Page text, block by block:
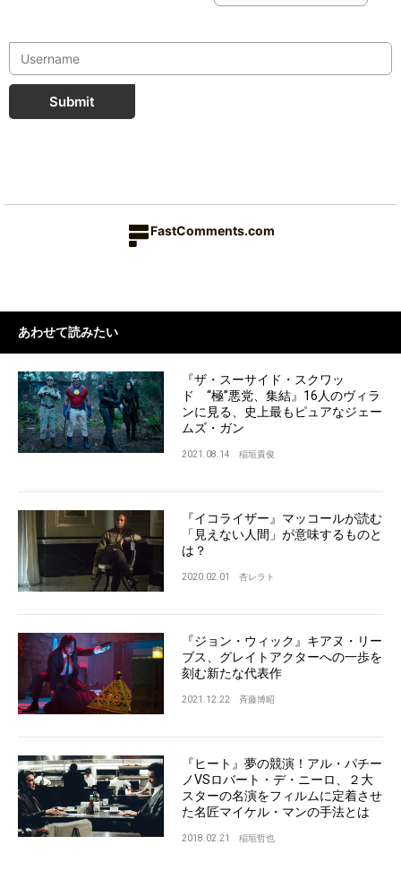
Submit
FastComments.com
あわせて読みたい
『ザ・スーサイド・スクワッ
ド “極”悪党、集結』16人のヴィラ
ンに見る、史上最もピュアなジェー
ムズ・ガン
2021.08.14 稲垣貴俊
『イコライザー』マッコールが読む
「見えない人間」が意味するものと
は？
2020.02.01 杏レラト
『ジョン・ウィック』キアヌ・リー
ブス、グレイトアクターへの一歩を
刻む新たな代表作
2021.12.22 斉藤博昭
『ヒート』夢の競演！アル・パチー
ノVSロバート・デ・ニーロ、２大
スターの名演をフィルムに定着させ
た名匠マイケル・マンの手法とは
2018.02.21 稲垣哲也